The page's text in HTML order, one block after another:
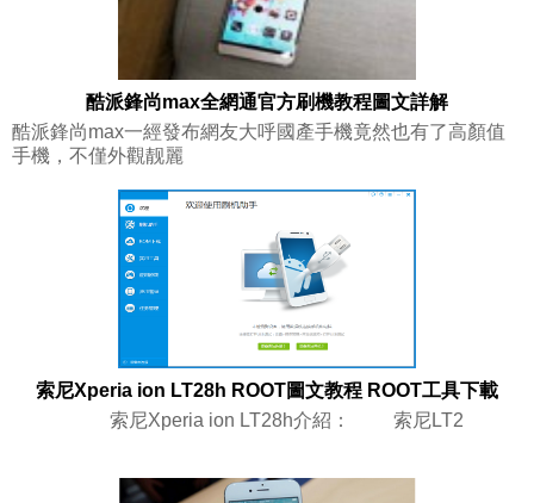
酷派鋒尚max全網通官方刷機教程圖文詳解
酷派鋒尚max一經發布網友大呼國產手機竟然也有了高顏值
手機，不僅外觀靓麗
索尼Xperia ion LT28h ROOT圖文教程 ROOT工具下載
索尼Xperia ion LT28h介紹： 索尼LT2